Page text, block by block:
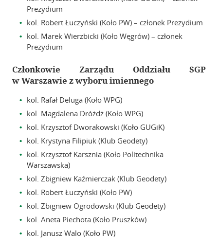
Prezydium
kol. Robert Łuczyński (Koło PW) – członek Prezydium
kol. Marek Wierzbicki (Koło Węgrów) – członek
Prezydium
Członkowie Zarządu Oddziału SGP
w Warszawie z wyboru imiennego
kol. Rafał Deluga (Koło WPG)
kol. Magdalena Dróżdż (Koło WPG)
kol. Krzysztof Dworakowski (Koło GUGiK)
kol. Krystyna Filipiuk (Klub Geodety)
kol. Krzysztof Karsznia (Koło Politechnika
Warszawska)
kol. Zbigniew Kaźmierczak (Klub Geodety)
kol. Robert Łuczyński (Koło PW)
kol. Zbigniew Ogrodowski (Klub Geodety)
kol. Aneta Piechota (Koło Pruszków)
kol. Janusz Walo (Koło PW)